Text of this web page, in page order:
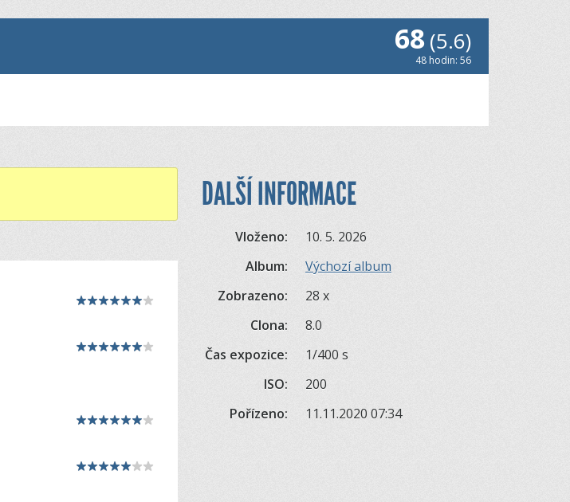
68(5.6)
48 hodin: 56
DALŠÍ INFORMACE
Vloženo:
10. 5. 2026
Album:
Výchozí album
Zobrazeno:
28 x
Clona:
8.0
Čas expozice:
1/400 s
ISO:
200
Pořízeno:
11.11.2020 07:34